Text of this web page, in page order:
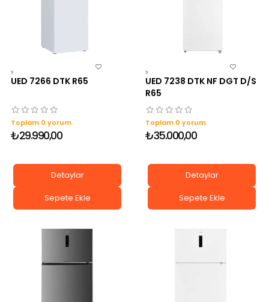
?
UED 7266 DTK R65
Toplam 0 yorum
₺29.990,00
Detaylar
Sepete Ekle
?
UED 7238 DTK NF DGT D/S
R65
Toplam 0 yorum
₺35.000,00
Detaylar
Sepete Ekle